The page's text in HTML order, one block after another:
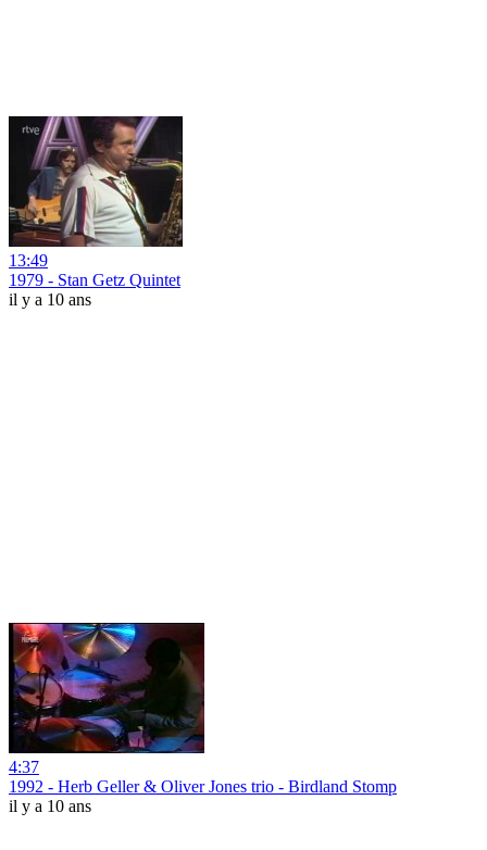
13:49
1979 - Stan Getz Quintet
il y a 10 ans
4:37
1992 - Herb Geller & Oliver Jones trio - Birdland Stomp
il y a 10 ans